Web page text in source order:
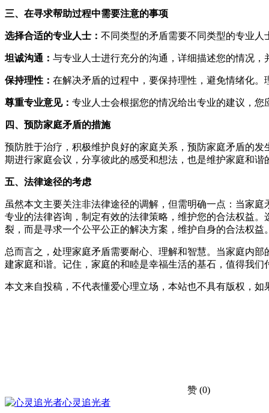
三、在寻求帮助过程中需要注意的事项
选择合适的专业人士： 不同类型的矛盾需要不同类型的专业人
坦诚沟通： 与专业人士进行充分的沟通，详细描述您的情况，
保持理性： 在解决矛盾的过程中，要保持理性，避免情绪化。
尊重专业意见： 专业人士会根据您的情况给出专业的建议，您
四、预防家庭矛盾的措施
预防胜于治疗，积极维护良好的家庭关系，预防家庭矛盾的
期进行家庭会议，分享彼此的感受和想法，也是维护家庭和
五、法律途径的考虑
虽然本文主要关注非法律途径的调解，但需明确一点：当家
专业的法律咨询，制定有效的法律策略，维护您的合法权益
裂，而是寻求一个公平公正的解决方案，维护自身的合法权益。
总而言之，处理家庭矛盾需要耐心、理解和智慧。当家庭内
建家庭和谐。记住，家庭的和睦是幸福生活的基石，值得我们
本文来自投稿，不代表懂爱心理立场，本站也不具有版权，如
赞 (0)
心灵追光者